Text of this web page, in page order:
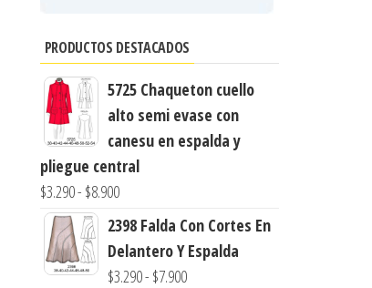
PRODUCTOS DESTACADOS
5725 Chaqueton cuello
alto semi evase con
canesu en espalda y
pliegue central
$3.290- $8.900Rango
de
precios:
desde
2398 Falda Con Cortes En
Delantero Y Espalda
$3.290- $7.900Rango